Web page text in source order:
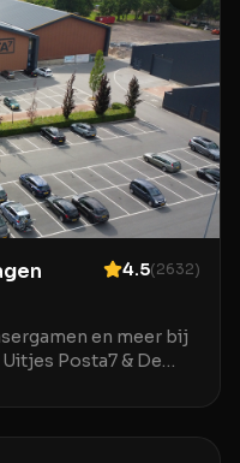
4.5(2632)
en meer bij
Posta7 & De